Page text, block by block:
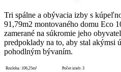
Tri spálne a obývacia izby s
91,79m2 montovaného domu Eco
zamerané na súkromie jeho
predpoklady na to, aby stal akýmsi
pohodlným bývaním.
Rozloha: 106,25m² Počet izieb: 3